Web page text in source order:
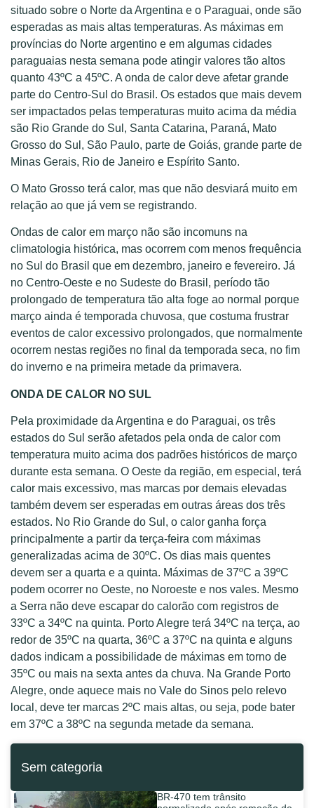
situado sobre o Norte da Argentina e o Paraguai, onde são
esperadas as mais altas temperaturas. As máximas em
províncias do Norte argentino e em algumas cidades
paraguaias nesta semana pode atingir valores tão altos
quanto 43ºC a 45ºC. A onda de calor deve afetar grande
parte do Centro-Sul do Brasil. Os estados que mais devem
ser impactados pelas temperaturas muito acima da média
são Rio Grande do Sul, Santa Catarina, Paraná, Mato
Grosso do Sul, São Paulo, parte de Goiás, grande parte de
Minas Gerais, Rio de Janeiro e Espírito Santo.
O Mato Grosso terá calor, mas que não desviará muito em
relação ao que já vem se registrando.
Ondas de calor em março não são incomuns na
climatologia histórica, mas ocorrem com menos frequência
no Sul do Brasil que em dezembro, janeiro e fevereiro. Já
no Centro-Oeste e no Sudeste do Brasil, período tão
prolongado de temperatura tão alta foge ao normal porque
março ainda é temporada chuvosa, que costuma frustrar
eventos de calor excessivo prolongados, que normalmente
ocorrem nestas regiões no final da temporada seca, no fim
do inverno e na primeira metade da primavera.
ONDA DE CALOR NO SUL
Pela proximidade da Argentina e do Paraguai, os três
estados do Sul serão afetados pela onda de calor com
temperatura muito acima dos padrões históricos de março
durante esta semana. O Oeste da região, em especial, terá
calor mais excessivo, mas marcas por demais elevadas
também devem ser esperadas em outras áreas dos três
estados. No Rio Grande do Sul, o calor ganha força
principalmente a partir da terça-feira com máximas
generalizadas acima de 30ºC. Os dias mais quentes
devem ser a quarta e a quinta. Máximas de 37ºC a 39ºC
podem ocorrer no Oeste, no Noroeste e nos vales. Mesmo
a Serra não deve escapar do calorão com registros de
33ºC a 34ºC na quinta. Porto Alegre terá 34ºC na terça, ao
redor de 35ºC na quarta, 36ºC a 37ºC na quinta e alguns
dados indicam a possibilidade de máximas em torno de
35ºC ou mais na sexta antes da chuva. Na Grande Porto
Alegre, onde aquece mais no Vale do Sinos pelo relevo
local, deve ter marcas 2ºC mais altas, ou seja, pode bater
em 37ºC a 38ºC na segunda metade da semana.
Sem categoria
BR-470 tem trânsito